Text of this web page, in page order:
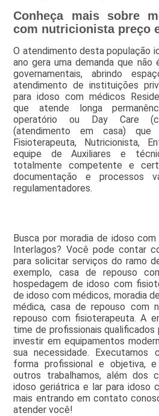
Conheça mais sobre
com nutricionista preço
O atendimento desta população
ano gera uma demanda que não
governamentais, abrindo
atendimento de instituições
para idoso com médicos
que atende longa
operatório ou Day Care
(atendimento em casa)
Fisioterapeuta, Nutricionista,
equipe de Auxiliares e
totalmente competente e
documentação e processos
regulamentadores.
Busca por moradia de idoso
Interlagos? Você pode contar
para solicitar serviços do ramo
exemplo, casa de repouso
hospedagem de idoso com
de idoso com médicos, moradia
médica, casa de repouso com
repouso com fisioterapeuta. A
time de profissionais qualificados
investir em equipamentos
sua necessidade. Executamos
forma profissional e objetiva,
outros trabalhamos, além dos
idoso geriátrica e lar para idoso
mais entrando em contato
atender você!